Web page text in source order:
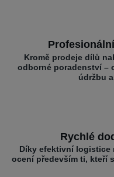
Kromě prodeje dílů
odborné poradenství –
údržbu
Rychlé
Díky efektivní logistice
ocení především ti, kteří